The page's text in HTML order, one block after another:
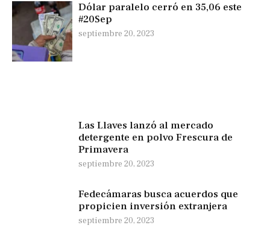
Dólar paralelo cerró en 35,06 este
#20Sep
septiembre 20, 2023
Las Llaves lanzó al mercado
detergente en polvo Frescura de
Primavera
septiembre 20, 2023
Fedecámaras busca acuerdos que
propicien inversión extranjera
septiembre 20, 2023